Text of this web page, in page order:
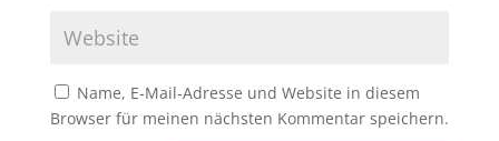
Name, E-Mail-Adresse und Website in diesem
Browser für meinen nächsten Kommentar speichern.